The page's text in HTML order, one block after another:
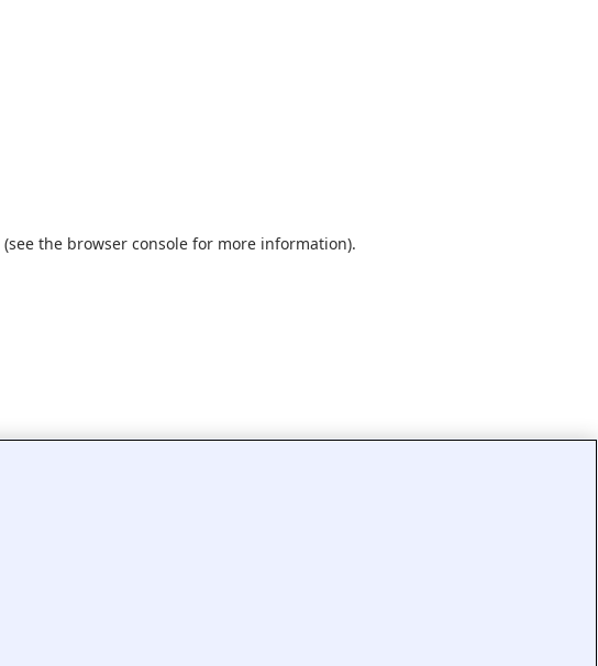
(see the browser consolefor more information).